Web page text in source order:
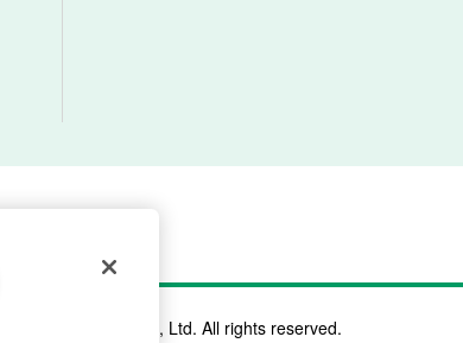
©ALCARE Co., Ltd. All rights reserved.